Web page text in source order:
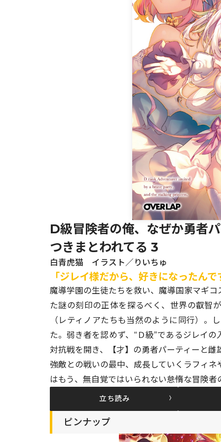
D級冒険者の俺、なぜか勇者
つきまとわれてる 3
白青虎猫 イラスト／りいちゅ
「ジレイ様だから、好きになったんで
魔導学園の生徒たちを救い、魔導国家マギ
た謎の刻印の正体を探るべく、世界の叡智
（レティノアたちも当然のように同行）。
た。弱き者を認めず、“Ｄ級”であるジレイ
対抗戦を開き、【才】の勇者パーティーと
強敵との戦いの最中、成長していくラフィ
はもう、無自覚ではいられない――怠惰な冒険
立ち読み
ピンナップ